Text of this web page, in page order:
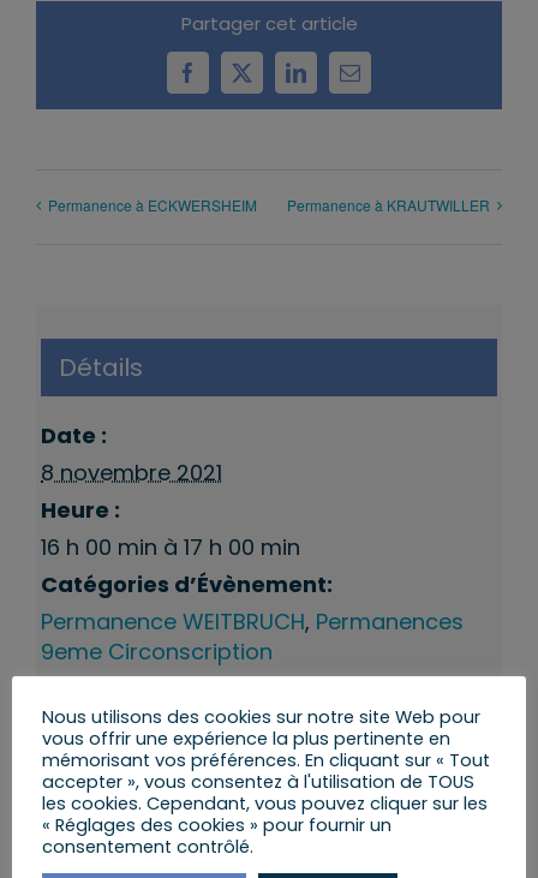
Partager cet article
Facebook
X LinkedInEmail
Permanence à ECKWERSHEIM Permanence à KRAUTWILLER
Détails
Date :
8 novembre 2021
Heure :
16 h 00 min à 17 h 00 min
Catégories d’Évènement:
Permanence WEITBRUCH, Permanences
9eme Circonscription
Nous utilisons des cookies sur notre site Web pour
vous offrir une expérience la plus pertinente en
mémorisant vos préférences. En cliquant sur « Tout
accepter », vous consentez à l'utilisation de TOUS
les cookies. Cependant, vous pouvez cliquer sur les
« Réglages des cookies » pour fournir un
consentement contrôlé.